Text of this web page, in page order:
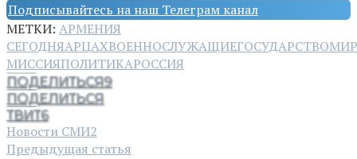
Подписывайтесь на наш Телеграм канал
МЕТКИ: АРМЕНИЯ
СЕГОДНЯАРЦАХВОЕННОСЛУЖАЩИЕГОСУДАРСТВО
МИССИЯПОЛИТИКАРОССИЯ
ПОДЕЛИТЬСЯ9
ПОДЕЛИТЬСЯ
ТВИТ6
Новости СМИ2
Предыдущая статья